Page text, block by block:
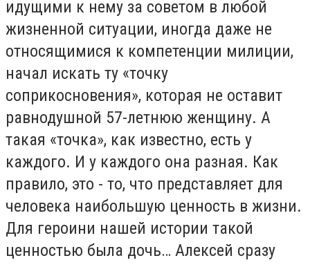
идущими к нему за советом в любой
жизненной ситуации, иногда даже не
относящимися к компетенции милиции,
начал искать ту «точку
соприкосновения», которая не оставит
равнодушной 57-летнюю женщину. А
такая «точка», как известно, есть у
каждого. И у каждого она разная. Как
правило, это - то, что представляет для
человека наибольшую ценность в жизни.
Для героини нашей истории такой
ценностью была дочь… Алексей сразу